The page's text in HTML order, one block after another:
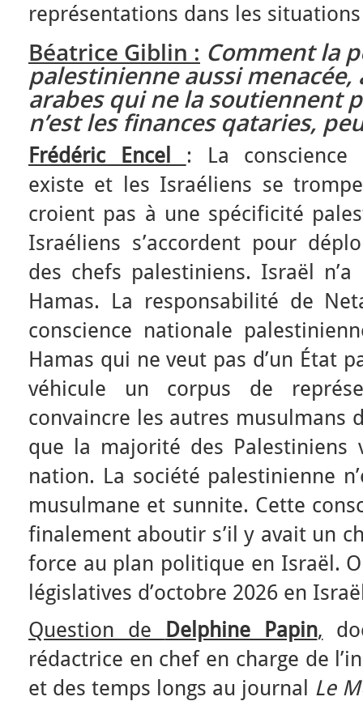
représentations dans les
Béatrice Giblin : Comment la
palestinienne aussi menacée,
arabes qui ne la soutiennent
n’est les finances qataries,
Frédéric Encel : La conscience
existe et les Israéliens se
croient pas à une spécificité
Israéliens s’accordent pour
des chefs palestiniens. Israël
Hamas. La responsabilité de
conscience nationale
Hamas qui ne veut pas d’un État
véhicule un corpus de
convaincre les autres musulmans
que la majorité des Palestiniens
nation. La société palestinienne
musulmane et sunnite. Cette
finalement aboutir s’il y avait un
force au plan politique en Israël.
législatives d’octobre 2026 en
Question de
Delphine Papin,
rédactrice en chef en charge de
et des temps longs au journal Le